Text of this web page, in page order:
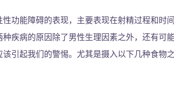
功能障碍的表现，主要表现在射精过程和时
疾病的原因除了男性生理因素之外，还有可
引起我们的警惕。尤其是摄入以下几种食物